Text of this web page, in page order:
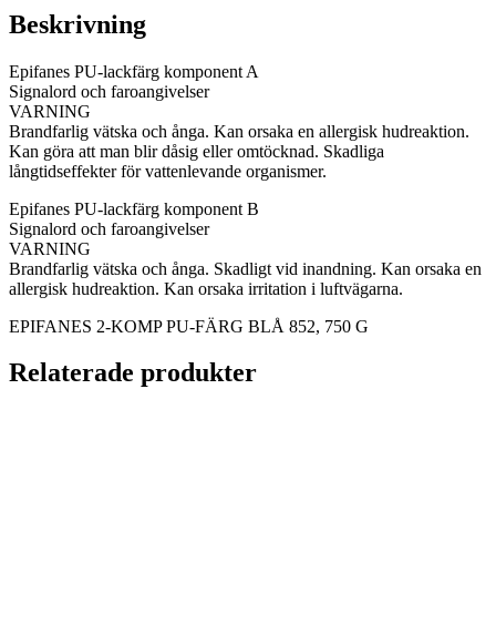
852,
750
mängd
Beskrivning
Epifanes PU-lackfärg komponent A
Signalord och faroangivelser
VARNING
Brandfarlig vätska och ånga. Kan orsaka en allergisk hudreaktion.
Kan göra att man blir dåsig eller omtöcknad. Skadliga
långtidseffekter för vattenlevande organismer.
Epifanes PU-lackfärg komponent B
Signalord och faroangivelser
VARNING
Brandfarlig vätska och ånga. Skadligt vid inandning. Kan orsaka en
allergisk hudreaktion. Kan orsaka irritation i luftvägarna.
EPIFANES 2-KOMP PU-FÄRG BLÅ 852, 750 G
Relaterade produkter